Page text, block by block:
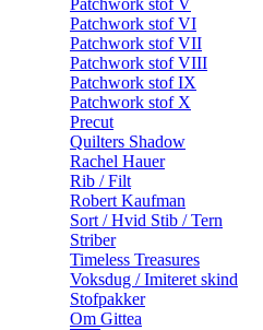
Patchwork stof V
Patchwork stof VI
Patchwork stof VII
Patchwork stof VIII
Patchwork stof IX
Patchwork stof X
Precut
Quilters Shadow
Rachel Hauer
Rib / Filt
Robert Kaufman
Sort / Hvid Stib / Tern
Striber
Timeless Treasures
Voksdug / Imiteret skind
Stofpakker
Om Gittea